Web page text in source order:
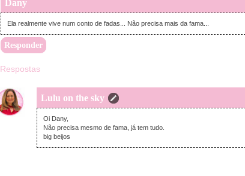
Dany
Ela realmente vive num conto de fadas... Não precisa mais da fama...
Responder
Respostas
Lulu on the sky
Oi Dany,
Não precisa mesmo de fama, já tem tudo.
big beijos